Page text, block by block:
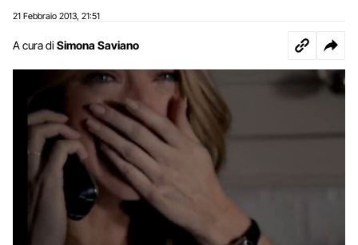
21 Febbraio 2013 21:51
A cura di Simona Saviano